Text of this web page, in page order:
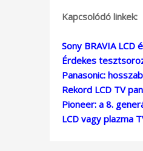
Kapcsolódó linkek:
Sony BRAVIA
Érdekes
Panasonic:
Rekord LCD TV
Pioneer: a 8.
LCD vagy plazma